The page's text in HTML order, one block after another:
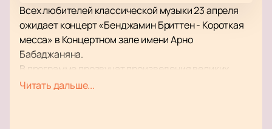
Всех любителей классической музыки 23 апреля
ожидает концерт «Бенджамин Бриттен - Короткая
месса» в Концертном зале имени Арно
Бабаджаняна.
В программе прозвучат произведения великих
классиков и современников. Вас ожидают как
Читать дальше...